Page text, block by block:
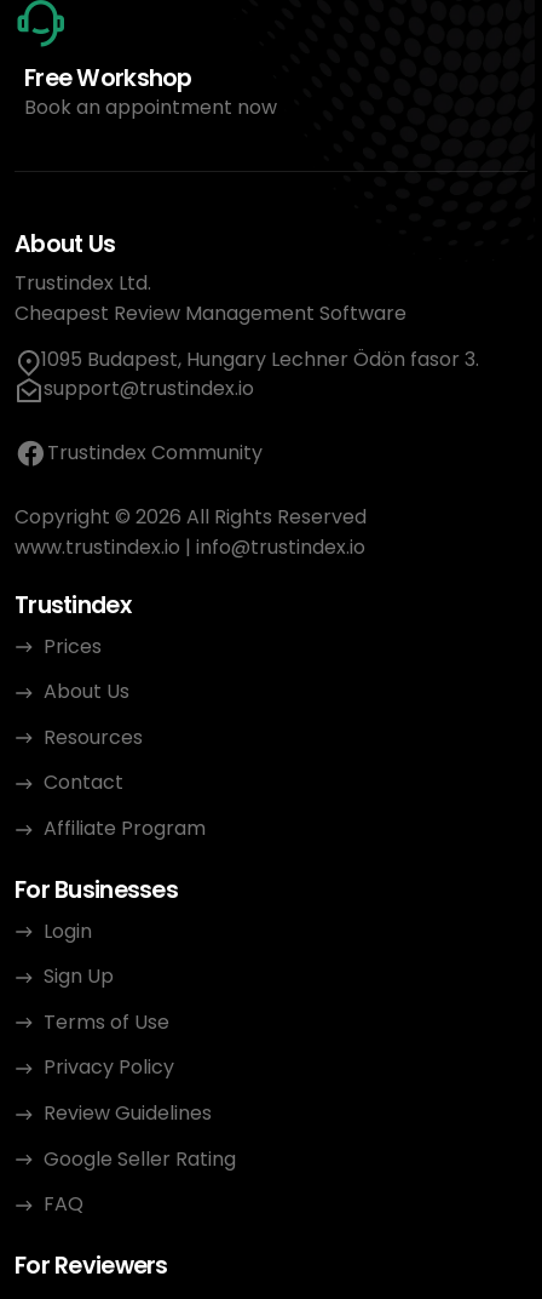
Free Workshop
Book an appointment now
About Us
Trustindex Ltd.
Cheapest Review Management Software
1095 Budapest, Hungary Lechner Ödön fasor 3.
support@trustindex.io
Trustindex Community
Copyright © 2026 All Rights Reserved
www.trustindex.io | info@trustindex.io
Trustindex
Prices
About Us
Resources
Contact
Affiliate Program
For Businesses
Login
Sign Up
Terms of Use
Privacy Policy
Review Guidelines
Google Seller Rating
FAQ
For Reviewers